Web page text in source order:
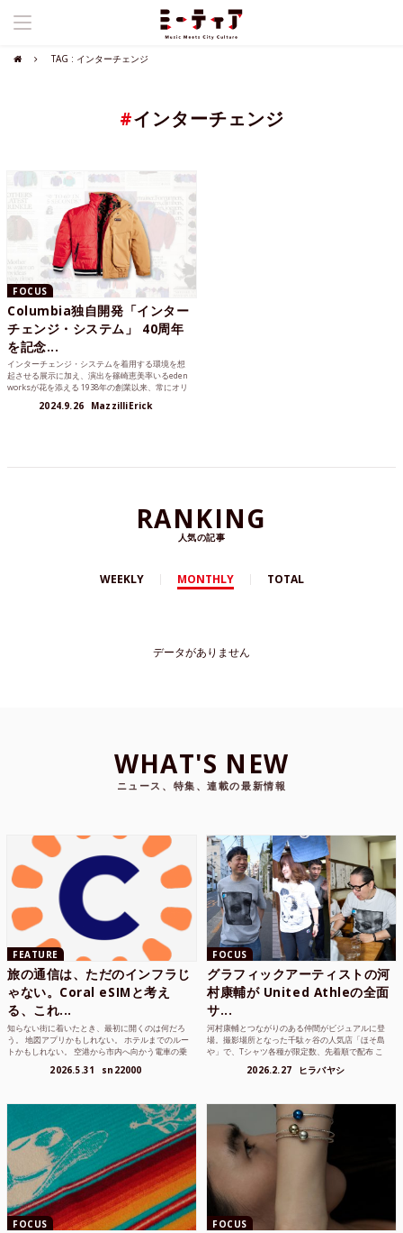
TAG : インターチェンジ
#インターチェンジ
FOCUS
Columbia独自開発「インター
チェンジ・システム」 40周年
を記念...
インターチェンジ・システムを着用する環境を想
起させる展示に加え、演出を篠崎恵美率いるeden
worksが花を添える 1938年の創業以来、常にオリ
2024.9.26 MazzilliErick
RANKING
人気の記事
WEEKLY MONTHLY TOTAL
データがありません
WHAT'S NEW
ニュース、特集、連載の最新情報
FEATURE
旅の通信は、ただのインフラじ
ゃない。Coral eSIMと考え
る、これ...
知らない街に着いたとき、最初に開くのは何だろ
う。 地図アプリかもしれない。 ホテルまでのルー
トかもしれない。 空港から市内へ向かう電車の乗
2026.5.31 sn22000
FOCUS
グラフィックアーティストの河
村康輔が United Athleの全面
サ...
河村康輔とつながりのある仲間がビジュアルに登
場。撮影場所となった千駄ヶ谷の人気店「ほそ島
や」で、Tシャツ各種が限定数、先着順で配布 こ
2026.2.27 ヒラバヤシ
FOCUS FOCUS